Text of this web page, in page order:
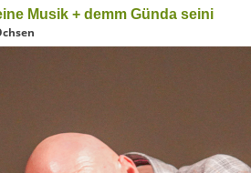
Musik + demm Günda seini